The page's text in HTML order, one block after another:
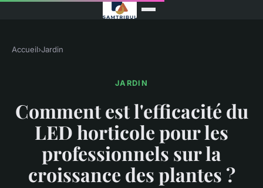
Accueil›Jardin
JARDIN
Comment est l'efficacité du
LED horticole pour les
professionnels sur la
croissance des plantes ?